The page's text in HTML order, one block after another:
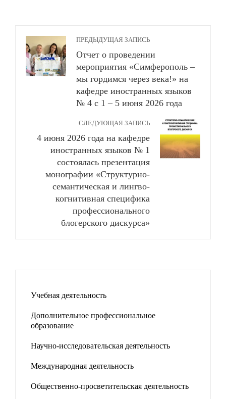
ПРЕДЫДУЩАЯ ЗАПИСЬ
Отчет о проведении
мероприятия «Симферополь –
мы гордимся через века!» на
кафедре иностранных языков
№ 4 с 1 – 5 июня 2026 года
СЛЕДУЮЩАЯ ЗАПИСЬ
4 июня 2026 года на кафедре
иностранных языков № 1
состоялась презентация
монографии «Структурно-
семантическая и лингво-
когнитивная специфика
профессионального
блогерского дискурса»
Учебная деятельность
Дополнительное профессиональное
образование
Научно-исследовательская деятельность
Международная деятельность
Общественно-просветительская деятельность